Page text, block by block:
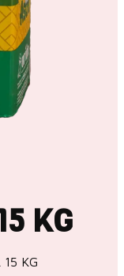
KG
15 KG